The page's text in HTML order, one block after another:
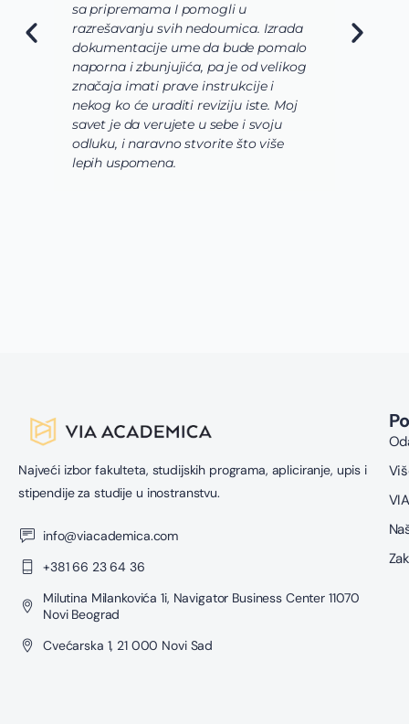
sa pripremama I pomogli u
razrešavanju svih nedoumica. Izrada
dokumentacije ume da bude pomalo
naporna i zbunjujića, pa je od velikog
značaja imati prave instrukcije i
nekog ko će uraditi reviziju iste. Moj
savet je da verujete u sebe i svoju
odluku, i naravno stvorite što više
lepih uspomena.
Najveći izbor fakulteta, studijskih programa, apliciranje, upis i
stipendije za studije u inostranstvu.
info@viacademica.com
+381 66 23 64 36
Milutina Milankovića 1i, Navigator Business Center 11070
Novi Beograd
Cvećarska 1, 21 000 Novi Sad